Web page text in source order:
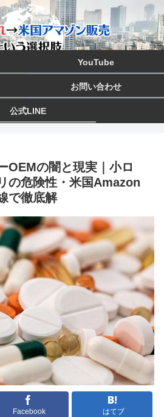
YouTube
お問い合わせ
公式LINE
OEMの闇と現実｜小ロ
の危険性・米国Amazon
で徹底解
Facebook はてブ